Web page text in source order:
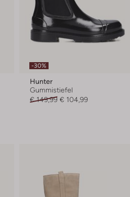
-30%
Hunter
Gummistiefel
€ 149,99 € 104,99